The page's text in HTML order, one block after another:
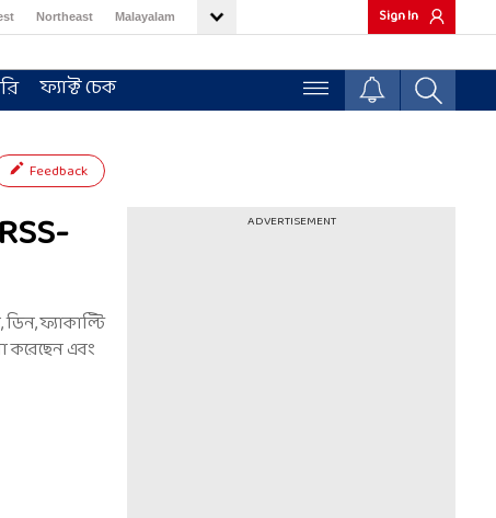
Northeast Malayalam Sign In
ফ্যাক্ট চেক
Feedback
ফ্যাকাল্টি
করেছেন এবং
ADVERTISEMENT